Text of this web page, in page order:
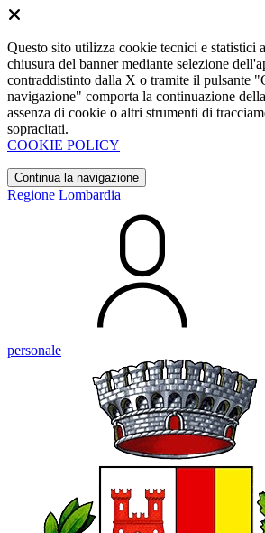
Questo sito utilizza cookie tecnici e statistici
chiusura del banner mediante selezione
contraddistinto dalla X o tramite il pulsante
navigazione" comporta la continuazione
assenza di cookie o altri strumenti di
sopracitati.
COOKIE POLICY
Continua la navigazione
Regione Lombardia
personale